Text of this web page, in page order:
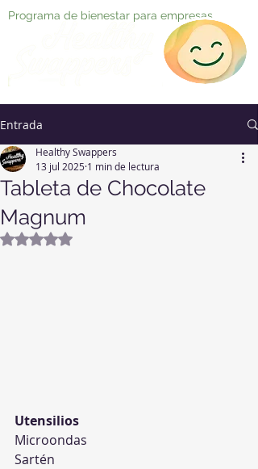
Programa de bienestar para empresas
Entrada
Tableta de Chocolate
Magnum
Healthy Swappers
13 jul 2025 1 min de lectura
Obtuvo NaN de 5 estrellas.
Utensilios
Microondas
Sartén